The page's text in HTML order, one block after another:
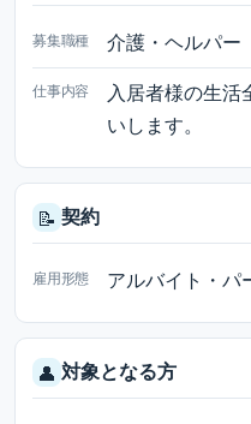
募集職種 介護・ヘルパー
仕事内容
入居者様の生活
いします。
📝 契約
雇用形態 アルバイト・パ
👤 対象となる方